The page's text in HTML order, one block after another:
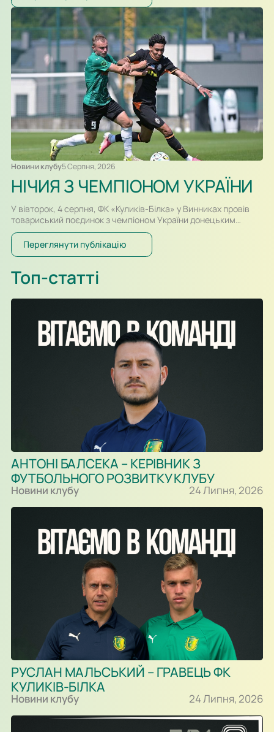
розпочнеться о 16:30. Для суперників це буде перша
офіційна зустріч в історії. Раніше команди перетиналися
лише у контрольних матчах. Старт сезону для команд
вийшов різним. Новачок Першої ліги «Куликів-Білка» у…
Новини клубу5 Серпня, 2026
НІЧИЯ З ЧЕМПІОНОМ УКРАЇНИ
У вівторок, 4 серпня, ФК «Куликів-Білка» у Винниках провів
товариський поєдинок з чемпіоном України донецьким
«Шахтарем». Перший тайм спарингу, який відбувався у
форматі два тайми по 30-ть хвилин, проходив за переваги
гравців «Шахтаря», які більше контролювали м’яч і частіше
Олександра Караваєва м’яч потрапив у стійку воріт…
Переглянути публікацію
Топ-статті
АНТОНІ БАЛСЕКА – КЕРІВНИК З
ФУТБОЛЬНОГО РОЗВИТКУ КЛУБУ
Новини клубу 24 Липня, 2026
РУСЛАН МАЛЬСЬКИЙ – ГРАВЕЦЬ ФК
КУЛИКІВ-БІЛКА
Новини клубу 24 Липня, 2026